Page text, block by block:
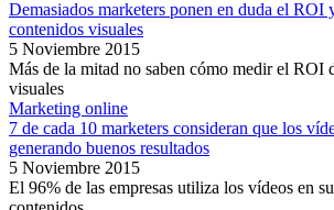
Demasiados marketers ponen en duda el ROI
contenidos visuales
5 Noviembre 2015
Más de la mitad no saben cómo medir el ROI
visuales
Marketing online
7 de cada 10 marketers consideran que los
generando buenos resultados
5 Noviembre 2015
El 96% de las empresas utiliza los vídeos en